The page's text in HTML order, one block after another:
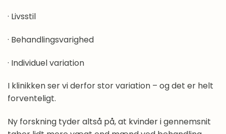
· Livsstil
· Behandlingsvarighed
· Individuel variation
I klinikken ser vi derfor stor variation – og det er helt
forventeligt.
Ny forskning tyder altså på, at kvinder i gennemsnit